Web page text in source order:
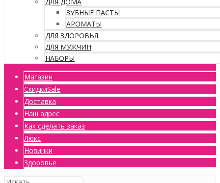
ЗУБНЫЕ ПАСТЫ
АРОМАТЫ
ДЛЯ ЗДОРОВЬЯ
ДЛЯ МУЖЧИН
НАБОРЫ
Магазин
СкидкиSale
Доставка
Наш адрес
Как сделать заказ
Люкс
Новинки
Здоровье